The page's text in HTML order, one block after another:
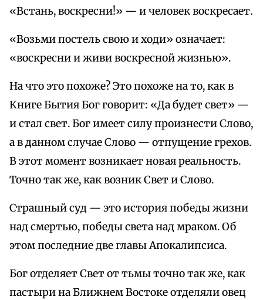
«Встань, воскресни!» — и человек воскресает.
«Возьми постель свою и ходи» означает:
«воскресни и живи воскресной жизнью».
На что это похоже? Это похоже на то, как в
Книге Бытия Бог говорит: «Да будет свет» —
и стал свет. Бог имеет силу произнести Слово,
а в данном случае Слово — отпущение грехов.
В этот момент возникает новая реальность.
Точно так же, как возник Свет и Слово.
Страшный суд — это история победы жизни
над смертью, победы света над мраком. Об
этом последние две главы Апокалипсиса.
Бог отделяет Свет от тьмы точно так же, как
пастыри на Ближнем Востоке отделяли овец